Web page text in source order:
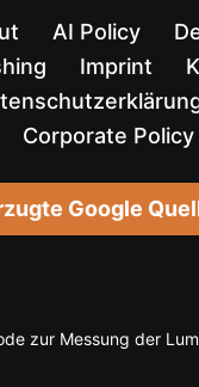
AI Policy
Imprint
Corporate Policy
Google
zur Messung der